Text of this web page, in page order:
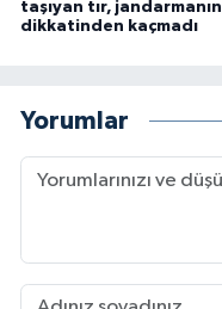
taşıyan tır, jandarmanın
dikkatinden kaçmadı
Yorumlar